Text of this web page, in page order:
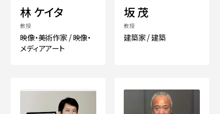
林 ケイタ
教授
映像・美術作家 / 映像・
メディアアート
坂 茂
教授
建築家 / 建築